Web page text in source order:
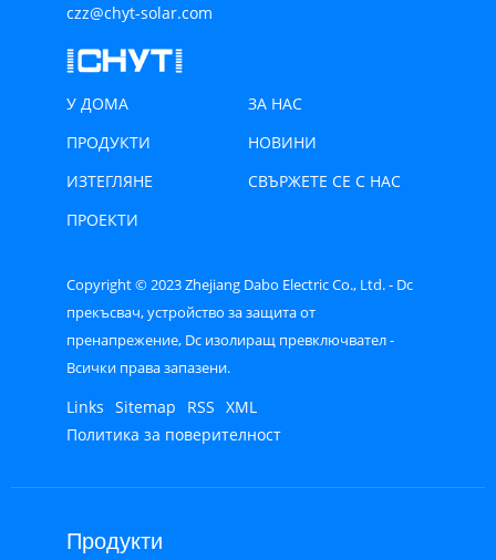
czz@chyt-solar.com
У ДОМА
ЗА НАС
ПРОДУКТИ
НОВИНИ
ИЗТЕГЛЯНЕ
СВЪРЖЕТЕ СЕ С НАС
ПРОЕКТИ
Copyright © 2023 Zhejiang Dabo Electric Co., Ltd. - Dc
прекъсвач, устройство за защита от
пренапрежение, Dc изолиращ превключвател -
Всички права запазени.
Links Sitemap RSS XML
Политика за поверителност
Продукти